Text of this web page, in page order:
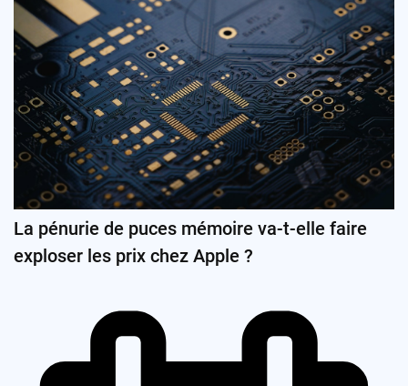
La pénurie de puces mémoire va-t-elle faire
exploser les prix chez Apple ?